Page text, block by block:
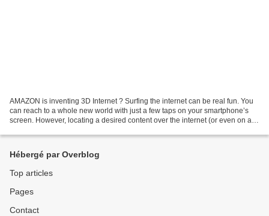
AMAZON is inventing 3D Internet ? Surfing the internet can be real fun. You
can reach to a whole new world with just a few taps on your smartphone’s
screen. However, locating a desired content over the internet (or even on a
Hébergé par Overblog
Top articles
Pages
Contact